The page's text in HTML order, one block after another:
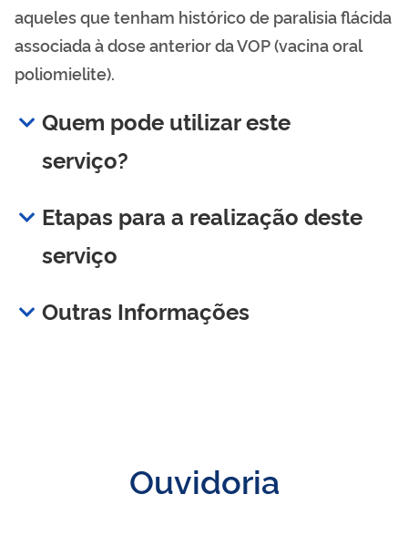
aqueles que tenham histórico de paralisia flácida
associada à dose anterior da VOP (vacina oral
poliomielite).
Quem pode utilizar este
serviço?
Etapas para a realização deste
serviço
Outras Informações
Ouvidoria